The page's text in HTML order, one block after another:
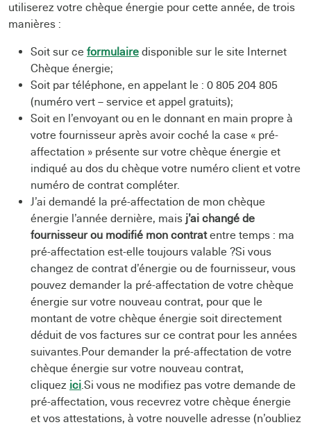
utiliserez votre chèque énergie pour cette année, de trois
manières :
Soit sur ce formulaire disponible sur le site Internet
Chèque énergie;
Soit par téléphone, en appelant le : 0 805 204 805
(numéro vert – service et appel gratuits);
Soit en l’envoyant ou en le donnant en main propre à
votre fournisseur après avoir coché la case « pré-
affectation » présente sur votre chèque énergie et
indiqué au dos du chèque votre numéro client et votre
numéro de contrat compléter.
J’ai demandé la pré-affectation de mon chèque
énergie l’année dernière, mais j’ai changé de
fournisseur ou modifié mon contratentre temps : ma
pré-affectation est-elle toujours valable ?Si vous
changez de contrat d’énergie ou de fournisseur, vous
pouvez demander la pré-affectation de votre chèque
énergie sur votre nouveau contrat, pour que le
montant de votre chèque énergie soit directement
déduit de vos factures sur ce contrat pour les années
suivantes.Pour demander la pré-affectation de votre
chèque énergie sur votre nouveau contrat,
cliquez ici.Si vous ne modifiez pas votre demande de
pré-affectation, vous recevrez votre chèque énergie
et vos attestations, à votre nouvelle adresse (n’oubliez